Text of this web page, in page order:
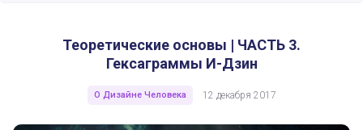
Теоретические основы | ЧАСТЬ 3.
Гексаграммы И-Дзин
О Дизайне Человека 12 декабря 2017